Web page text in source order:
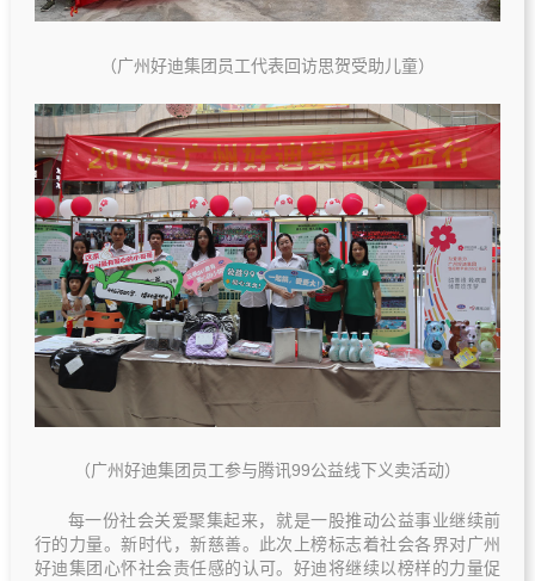
（广州好迪集团员工代表回访思贺受助儿童）
（广州好迪集团员工参与腾讯99公益线下义卖活动）
每一份社会关爱聚集起来，就是一股推动公益事业继续前
行的力量。新时代，新慈善。此次上榜标志着社会各界对广州
好迪集团心怀社会责任感的认可。好迪将继续以榜样的力量促